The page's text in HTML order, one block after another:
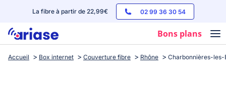
La fibre à partir de 22,99€ 02 99 36 30 54
Bons plans
Box internet
Accueil Box internet Couverture fibre Rhône Charbonnières-les-